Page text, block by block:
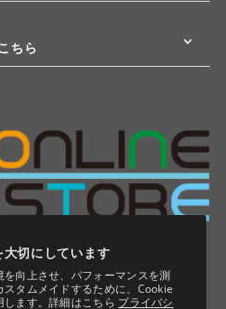
切にしています
向上させ、パフォーマンスを測
タムメイドするために、Cookie
ます。詳細はこちら プライバシ
ちら